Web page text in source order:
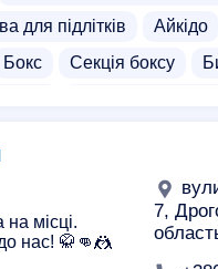
для підлітків Айкідо
Бокс Секція боксу
місці.
нас! 🥋👊🤼
7,